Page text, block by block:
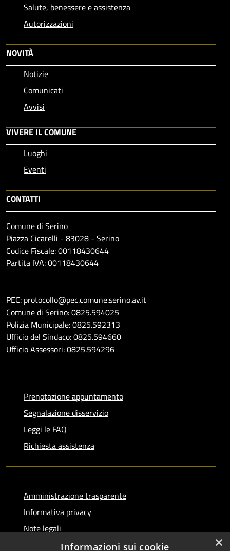
Salute, benessere e assistenza
Autorizzazioni
NOVITÀ
Notizie
Comunicati
Avvisi
VIVERE IL COMUNE
Luoghi
Eventi
CONTATTI
Comune di Serino
Piazza Cicarelli - 83028 - Serino
Codice Fiscale: 00118430644
Partita IVA: 00118430644
PEC: protocollo@pec.comune.serino.av.it
Comune di Serino: 0825.594025
Polizia Municipale: 0825.592313
Ufficio del Sindaco: 0825.594660
Ufficio Assessori: 0825.594296
Prenotazione appuntamento
Segnalazione disservizio
Leggi le FAQ
Richiesta assistenza
Amministrazione trasparente
Informativa privacy
Note legali
Dichiarazione di accessibilità
×
Informazioni sui cookie